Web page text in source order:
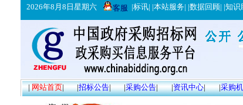
2026年8月8日星期六 客服 |标讯| |本站服务| |数据回顾| |知识
|网站首页| |招标公告| |采购公告| |资讯中心| |采购